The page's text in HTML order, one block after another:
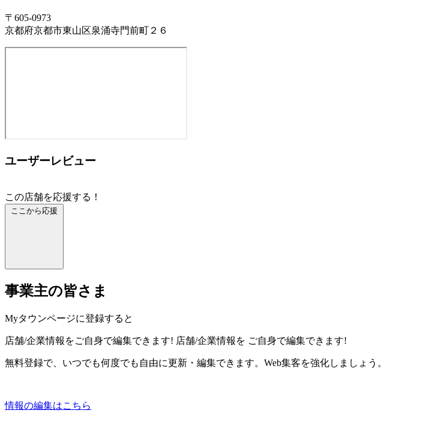
〒605-0973
京都府京都市東山区泉涌寺門前町２６
ユーザーレビュー
この店舗を応援する！
ここから応援
事業主の皆さま
Myタウンページに登録すると
店舗/企業情報をご自身で編集できます! 店舗/企業情報を ご自身で編集できます!
無料登録で、いつでも何度でも自由に更新・編集できます。Web集客を強化しましょう。
情報の編集はこちら